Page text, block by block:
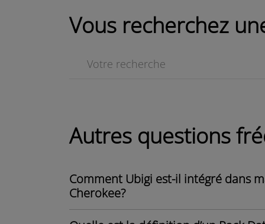
Vous recherchez
Autres questions
Comment Ubigi est-il intégré dans
Cherokee?